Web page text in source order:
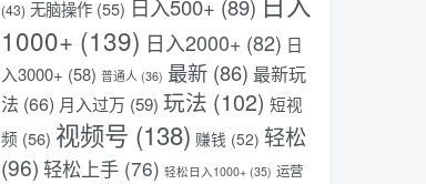
(43) 无脑操作 (55) 日入500+ (89)
1000+ (139) 日入2000+ (82) 日
入3000+ (58) 普通人 (36) 最新 (86) 最新玩
法 (66) 月入过万 (59) 玩法 (102) 短视
频 (56) 视频号 (138) 赚钱 (52) 轻松
(96) 轻松上手 (76) 轻松日入1000+ (35) 运营